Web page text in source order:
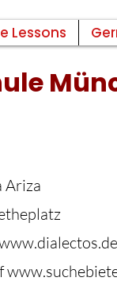
Lessons
Ariza